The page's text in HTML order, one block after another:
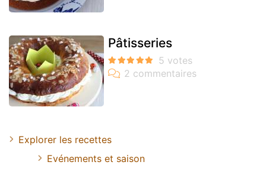
Pâtisseries
Explorer les recettes
Evénements et saison